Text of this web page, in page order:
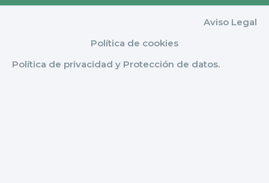
Aviso Legal
Política de cookies
Política de privacidad y Protección de datos.